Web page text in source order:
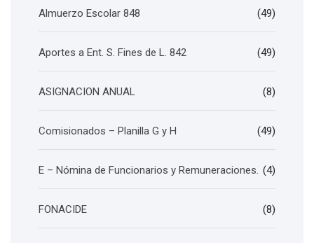
Almuerzo Escolar 848 (49)
Aportes a Ent. S. Fines de L. 842 (49)
ASIGNACION ANUAL (8)
Comisionados – Planilla G y H (49)
E – Nómina de Funcionarios y Remuneraciones. (4)
FONACIDE (8)